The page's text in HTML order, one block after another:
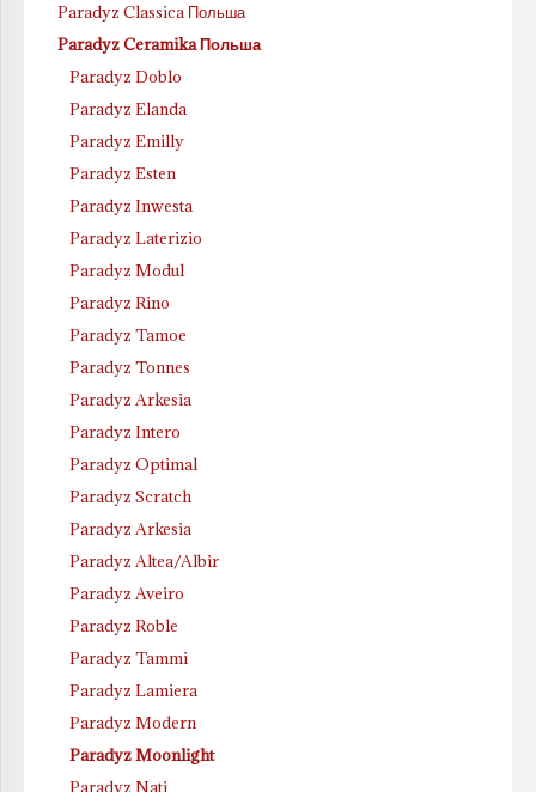
Paradyz Classica Польша
Paradyz Ceramika Польша
Paradyz Doblo
Paradyz Elanda
Paradyz Emilly
Paradyz Esten
Paradyz Inwesta
Paradyz Laterizio
Paradyz Modul
Paradyz Rino
Paradyz Tamoe
Paradyz Tonnes
Paradyz Arkesia
Paradyz Intero
Paradyz Optimal
Paradyz Scratch
Paradyz Arkesia
Paradyz Altea/Albir
Paradyz Aveiro
Paradyz Roble
Paradyz Tammi
Paradyz Lamiera
Paradyz Modern
Paradyz Moonlight
Paradyz Nati